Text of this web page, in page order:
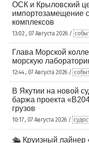
ОСК и Крыловский
импортозамещение
комплексов
13:02 , 07 Августа 2026 /
Глава Морской
морскую
12:44 , 07 Августа 2026 /
В Якутии на новой
баржа проекта
грузов
10:17 , 07 Августа 2026 /
🛳️ Круизный лайнер